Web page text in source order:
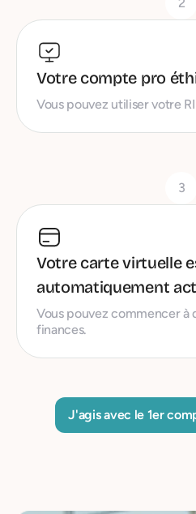
Votre compte pro
Vous pouvez utiliser votre
3
Votre carte virtuelle
automatiquement
Vous pouvez commencer à
finances.
J'agis avec le 1er